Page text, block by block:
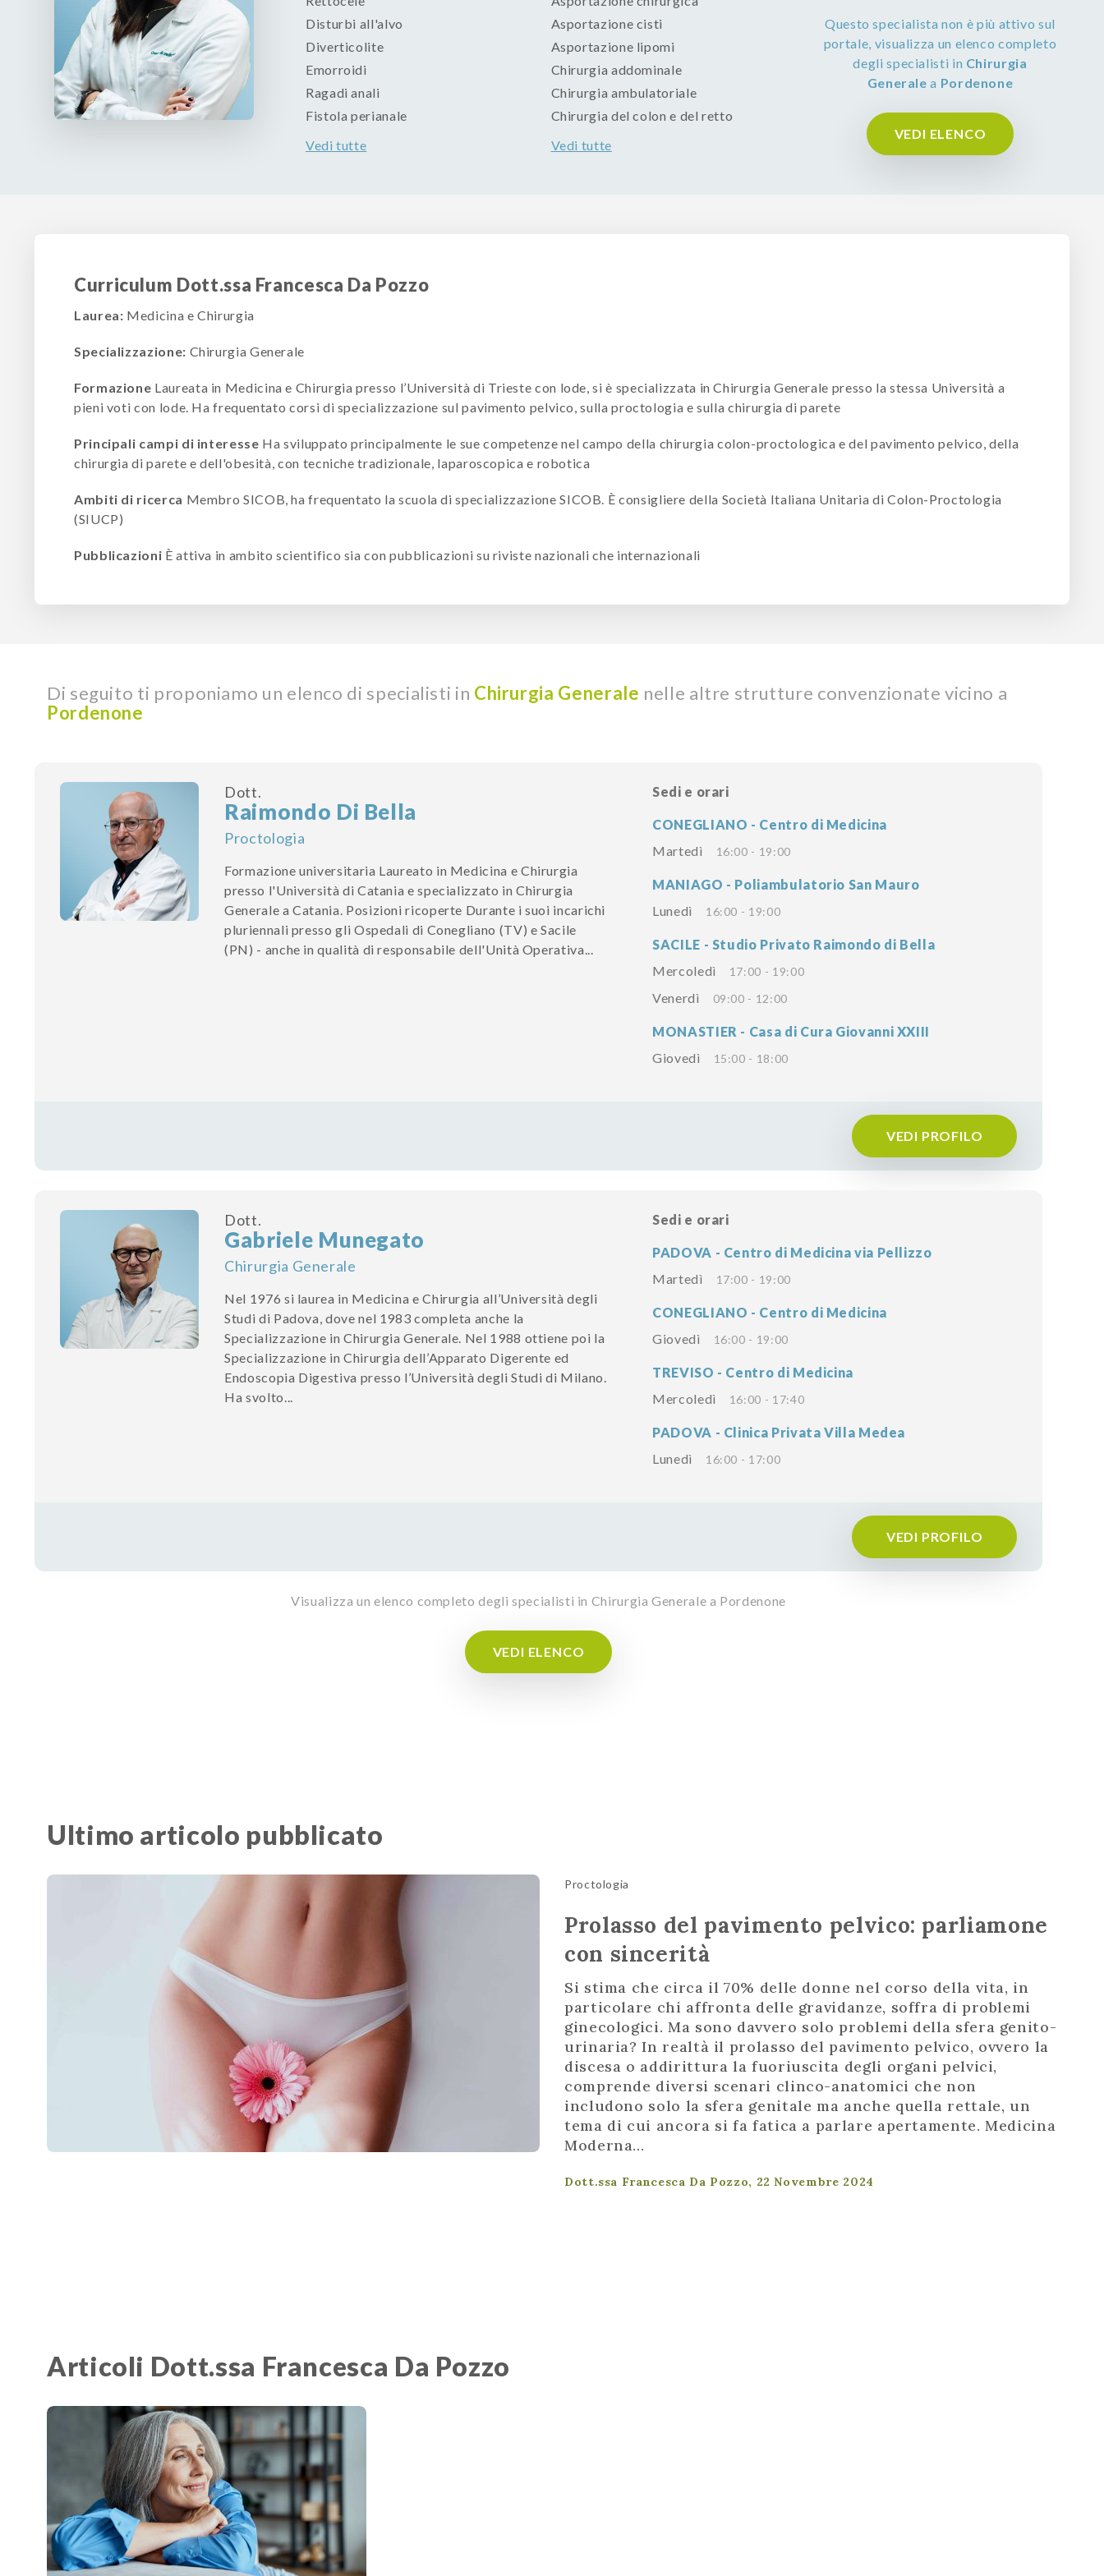
Disturbi all'alvo
Diverticolite
Emorroidi
Ragadi anali
Fistola perianale
Vedi tutte
Asportazione cisti
Asportazione lipomi
Chirurgia addominale
Chirurgia ambulatoriale
Chirurgia del colon e del retto
Vedi tutte
Questo specialista non è più attivo sul
portale, visualizza un elenco completo
degli specialisti in Chirurgia
Generale a Pordenone
VEDI ELENCO
Curriculum Dott.ssa Francesca Da Pozzo
Laurea: Medicina e Chirurgia
Specializzazione: Chirurgia Generale
Formazione Laureata in Medicina e Chirurgia presso l’Università di Trieste con lode, si è specializzata in Chirurgia Generale presso la stessa Università a
pieni voti con lode. Ha frequentato corsi di specializzazione sul pavimento pelvico, sulla proctologia e sulla chirurgia di parete
Principali campi di interesse Ha sviluppato principalmente le sue competenze nel campo della chirurgia colon-proctologica e del pavimento pelvico, della
chirurgia di parete e dell'obesità, con tecniche tradizionale, laparoscopica e robotica
Ambiti di ricerca Membro SICOB, ha frequentato la scuola di specializzazione SICOB. È consigliere della Società Italiana Unitaria di Colon-Proctologia
(SIUCP)
Pubblicazioni È attiva in ambito scientifico sia con pubblicazioni su riviste nazionali che internazionali
Di seguito ti proponiamo un elenco di specialisti in Chirurgia Generale nelle altre strutture convenzionate vicino a
Pordenone
Dott.
Raimondo Di Bella
Proctologia
Formazione universitaria Laureato in Medicina e Chirurgia
presso l'Università di Catania e specializzato in Chirurgia
Generale a Catania. Posizioni ricoperte Durante i suoi incarichi
pluriennali presso gli Ospedali di Conegliano (TV) e Sacile
(PN) - anche in qualità di responsabile dell'Unità Operativa...
Sedi e orari
CONEGLIANO - Centro di Medicina
Martedì
16:00 - 19:00
MANIAGO - Poliambulatorio San Mauro
Lunedì
16:00 - 19:00
SACILE - Studio Privato Raimondo di Bella
Mercoledì
17:00 - 19:00
Venerdì 09:00 - 12:00
MONASTIER - Casa di Cura Giovanni XXIII
Giovedì
15:00 - 18:00
VEDI PROFILO
Dott.
Gabriele Munegato
Chirurgia Generale
Nel 1976 si laurea in Medicina e Chirurgia all’Università degli
Studi di Padova, dove nel 1983 completa anche la
Specializzazione in Chirurgia Generale. Nel 1988 ottiene poi la
Specializzazione in Chirurgia dell’Apparato Digerente ed
Endoscopia Digestiva presso l’Università degli Studi di Milano.
Ha svolto...
Sedi e orari
PADOVA - Centro di Medicina via Pellizzo
Martedì
17:00 - 19:00
CONEGLIANO - Centro di Medicina
Giovedì
16:00 - 19:00
TREVISO - Centro di Medicina
Mercoledì
16:00 - 17:40
PADOVA - Clinica Privata Villa Medea
Lunedì
16:00 - 17:00
VEDI PROFILO
Visualizza un elenco completo degli specialisti in Chirurgia Generale a Pordenone
VEDI ELENCO
Ultimo articolo pubblicato
Proctologia
Prolasso del pavimento pelvico: parliamone
con sincerità
Si stima che circa il 70% delle donne nel corso della vita, in
particolare chi affronta delle gravidanze, soffra di problemi
ginecologici. Ma sono davvero solo problemi della sfera genito-
urinaria? In realtà il prolasso del pavimento pelvico, ovvero la
discesa o addirittura la fuoriuscita degli organi pelvici,
comprende diversi scenari clinco-anatomici che non
includono solo la sfera genitale ma anche quella rettale, un
tema di cui ancora si fa fatica a parlare apertamente. Medicina
Moderna...
Dott.ssa Francesca Da Pozzo, 22 Novembre 2024
Articoli Dott.ssa Francesca Da Pozzo